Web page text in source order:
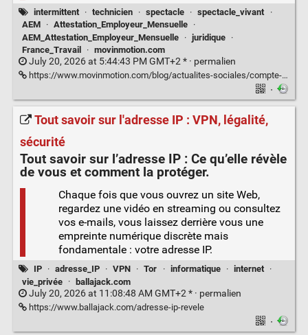
intermittent · technicien · spectacle · spectacle_vivant
·
AEM
· Attestation_Employeur_Mensuelle
·
AEM_Attestation_Employeur_Mensuelle
· juridique
·
France_Travail
· movinmotion.com
July 20, 2026 at 5:44:43 PM GMT+2 * · permalien
https://www.movinmotion.com/blog/actualites-sociales/compte-certifie-france-travail/
·
Tout savoir sur l'adresse IP : VPN, légalité,
sécurité
Tout savoir sur l’adresse IP: Ce qu’elle révèle
de vous et comment la protéger.
Chaque fois que vous ouvrez un site Web,
regardez une vidéo en streaming ou consultez
vos e-mails, vous laissez derrière vous une
empreinte numérique discrète mais
fondamentale : votre adresse IP.
IP · adresse_IP · VPN · Tor · informatique · internet
·
vie_privée
· ballajack.com
July 20, 2026 at 11:08:48 AM GMT+2 * · permalien
https://www.ballajack.com/adresse-ip-revele
·